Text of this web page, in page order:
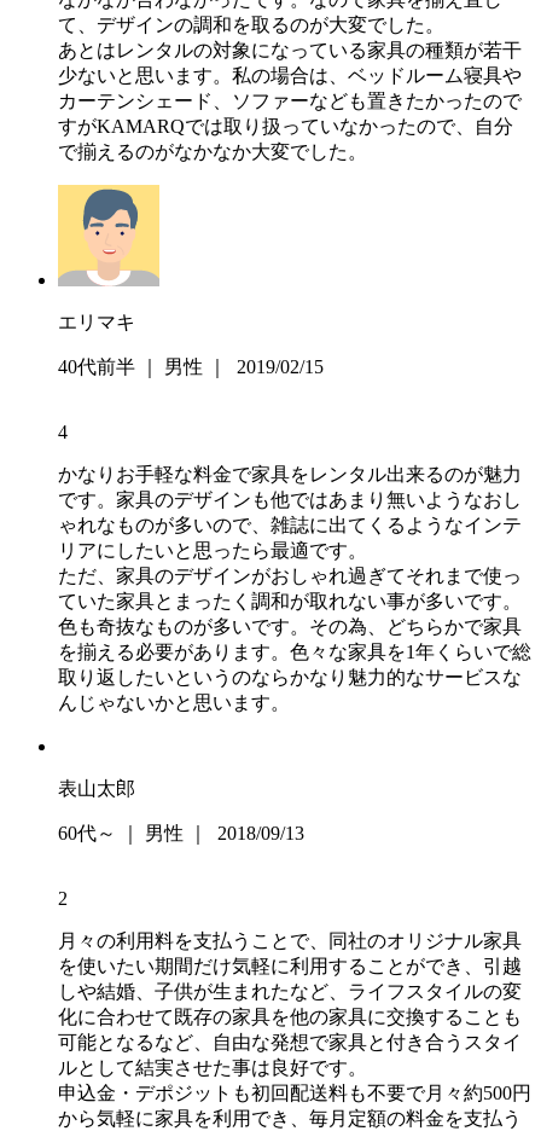
て、デザインの調和を取るのが大変でした。
あとはレンタルの対象になっている家具の種類が若干
少ないと思います。私の場合は、ベッドルーム寝具や
カーテンシェード、ソファーなども置きたかったので
すがKAMARQでは取り扱っていなかったので、自分
で揃えるのがなかなか大変でした。
エリマキ
40代前半 ｜ 男性 ｜ 2019/02/15
4
かなりお手軽な料金で家具をレンタル出来るのが魅力
です。家具のデザインも他ではあまり無いようなおし
ゃれなものが多いので、雑誌に出てくるようなインテ
リアにしたいと思ったら最適です。
ただ、家具のデザインがおしゃれ過ぎてそれまで使っ
ていた家具とまったく調和が取れない事が多いです。
色も奇抜なものが多いです。その為、どちらかで家具
を揃える必要があります。色々な家具を1年くらいで総
取り返したいというのならかなり魅力的なサービスな
んじゃないかと思います。
表山太郎
60代～ ｜ 男性 ｜ 2018/09/13
2
月々の利用料を支払うことで、同社のオリジナル家具
を使いたい期間だけ気軽に利用することができ、引越
しや結婚、子供が生まれたなど、ライフスタイルの変
化に合わせて既存の家具を他の家具に交換することも
可能となるなど、自由な発想で家具と付き合うスタイ
ルとして結実させた事は良好です。
申込金・デポジットも初回配送料も不要で月々約500円
から気軽に家具を利用でき、毎月定額の料金を支払う